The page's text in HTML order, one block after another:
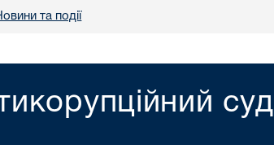
та події
суд